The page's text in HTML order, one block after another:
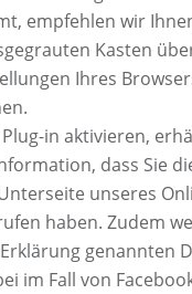
empfehlen wir
Kasten
Ihres
in aktivieren,
dass Sie
unseres
haben. Zudem
genannten
im Fall von